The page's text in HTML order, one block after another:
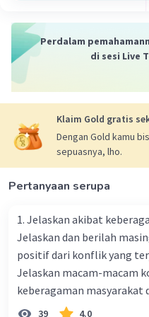
dua jenis angka
matematika dan
Definisi :
untuk
benda. Mereka
banyak" sesuatu
Penggunaan:
menghitung
Misalnya, "Ada 5
Ordinal Numbers
Definisi
:
Perdalam
di sesi Live
Klaim Gold gratis
Dengan Gold kamu
sepuasnya, lho.
Pertanyaan serupa
1. Jelaskan akibat
Jelaskan dan berilah
positif dari konflik yang
Jelaskan macam-macam
keberagaman masyarakat
Mengapa dalam
39 4.0